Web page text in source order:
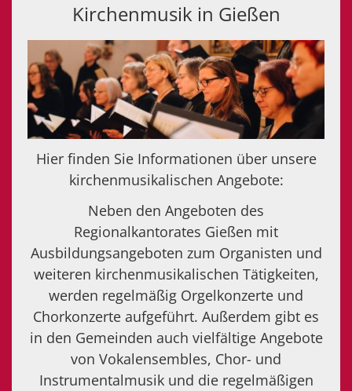
Kirchenmusik in Gießen
Hier finden Sie Informationen über unsere
kirchenmusikalischen Angebote:
Neben den Angeboten des
Regionalkantorates Gießen mit
Ausbildungsangeboten zum Organisten und
weiteren kirchenmusikalischen Tätigkeiten,
werden regelmäßig Orgelkonzerte und
Chorkonzerte aufgeführt. Außerdem gibt es
in den Gemeinden auch vielfältige Angebote
von Vokalensembles, Chor- und
Instrumentalmusik und die regelmäßigen